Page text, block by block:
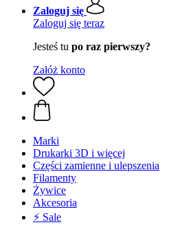
Zaloguj się
Zaloguj się teraz
Jesteś tu po raz pierwszy?
Załóż konto
Marki
Drukarki 3D i więcej
Części zamienne i ulepszenia
Filamenty
Żywice
Akcesoria
⚡ Sale